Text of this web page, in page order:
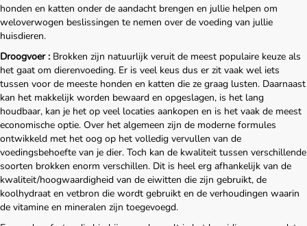
honden en katten onder de aandacht brengen en jullie helpen om
weloverwogen beslissingen te nemen over de voeding van jullie
huisdieren.
Droogvoer : Brokken zijn natuurlijk veruit de meest populaire keuze als
het gaat om dierenvoeding. Er is veel keus dus er zit vaak wel iets
tussen voor de meeste honden en katten die ze graag lusten. Daarnaast
kan het makkelijk worden bewaard en opgeslagen, is het lang
houdbaar, kan je het op veel locaties aankopen en is het vaak de meest
economische optie. Over het algemeen zijn de moderne formules
ontwikkeld met het oog op het volledig vervullen van de
voedingsbehoefte van je dier. Toch kan de kwaliteit tussen verschillende
soorten brokken enorm verschillen. Dit is heel erg afhankelijk van de
kwaliteit/hoogwaardigheid van de eiwitten die zijn gebruikt, de
koolhydraat en vetbron die wordt gebruikt en de verhoudingen waarin
de vitamine en mineralen zijn toegevoegd.